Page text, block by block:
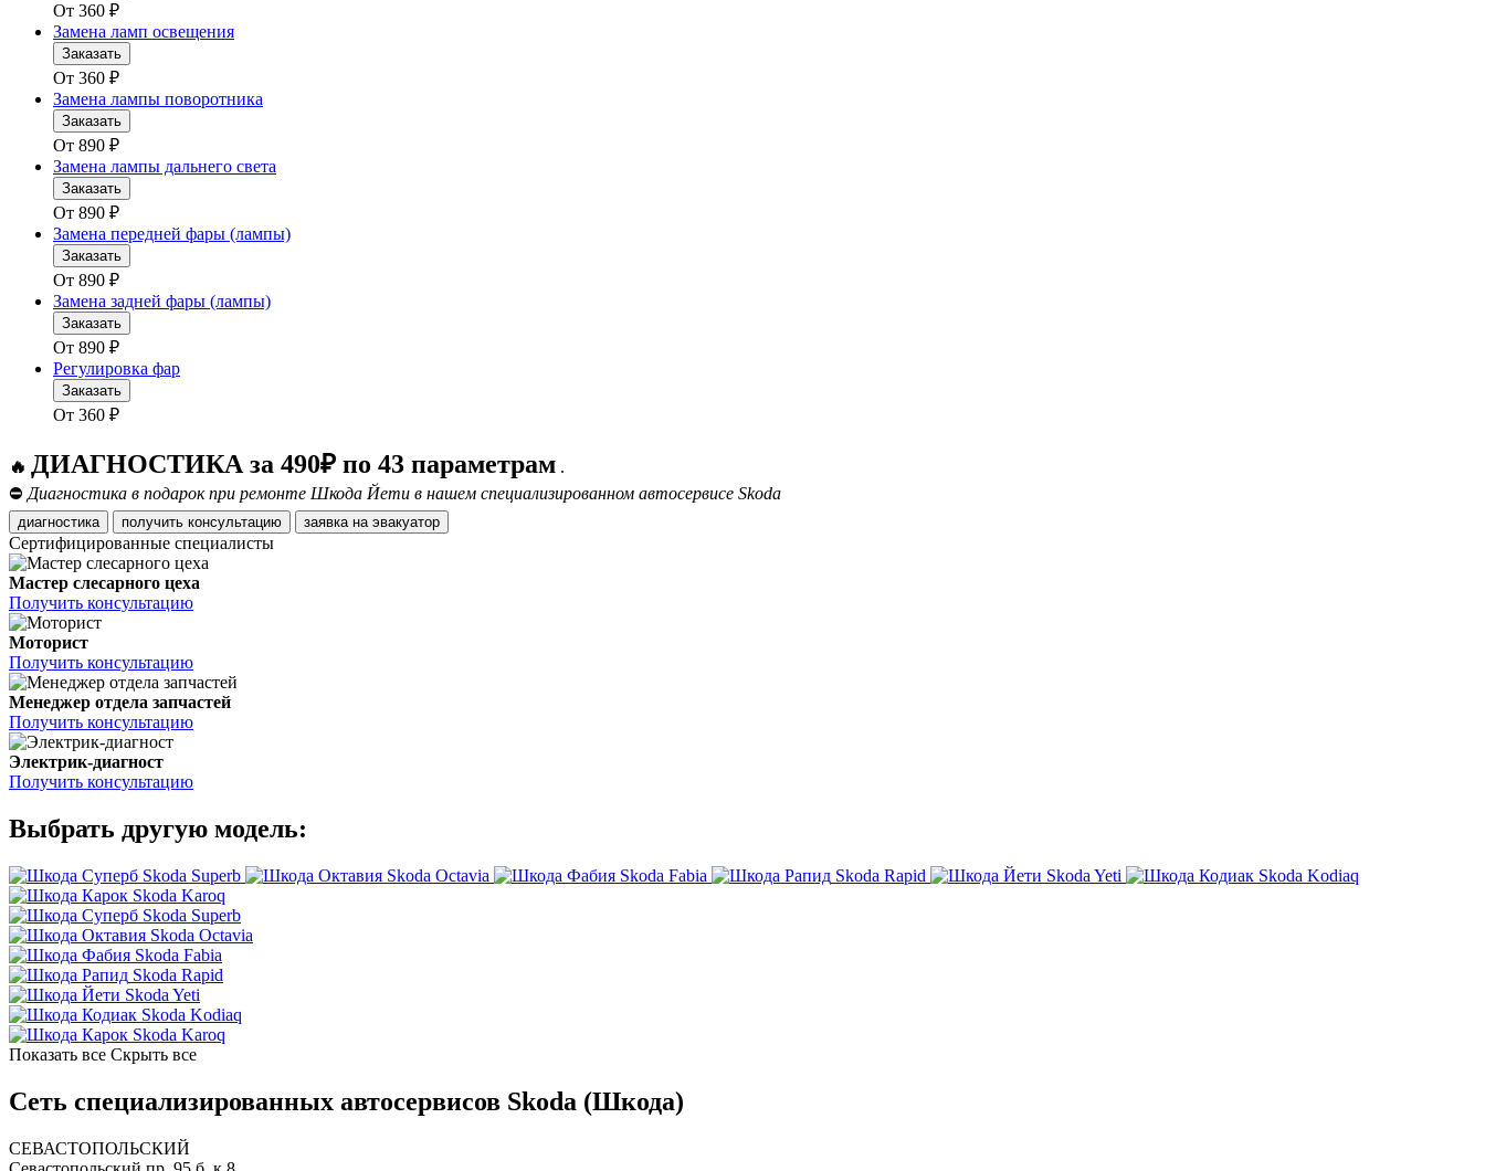
От 360 ₽
Замена ламп освещения
Заказать
От 360 ₽
Замена лампы поворотника
Заказать
От 890 ₽
Замена лампы дальнего света
Заказать
От 890 ₽
Замена передней фары (лампы)
Заказать
От 890 ₽
Замена задней фары (лампы)
Заказать
От 890 ₽
Регулировка фар
Заказать
От 360 ₽
🔥 ДИАГНОСТИКА за 490₽ по 43 параметрам .
⛔ Диагностика в подарок при ремонте Шкода Йети в нашем специализированном автосервисе Skoda
диагностика получить консультацию заявка на эвакуатор
Сертифицированные специалисты
Мастер слесарного цеха
Получить консультацию
Моторист
Получить консультацию
Менеджер отдела запчастей
Получить консультацию
Электрик-диагност
Получить консультацию
Выбрать другую модель:
Skoda Superb Skoda Octavia Skoda Fabia Skoda Rapid Skoda Yeti
Skoda Kodiaq
Skoda Karoq
Skoda Superb
Skoda Octavia
Skoda Fabia
Skoda Rapid
Skoda Yeti
Skoda Kodiaq
Skoda Karoq
Показать все Скрыть все
Сеть специализированных автосервисов Skoda (Шкода)
СЕВАСТОПОЛЬСКИЙ